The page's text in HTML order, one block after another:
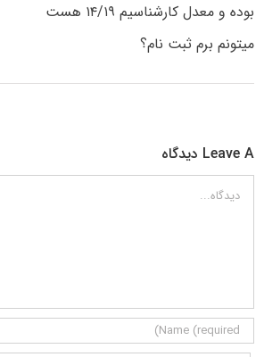
بوده و معدل کارشناسیم ۱۴/۱۹ هست
میتونم برم ثبت نام؟
Leave A دیدگاه
دیدگاه